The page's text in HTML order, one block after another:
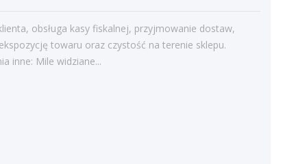
przyjmowanie dostaw, dbanie o
ekspozycję towaru oraz czystość na
obsługa kasy fiskalnej, przyjmowanie dostaw,
towaru oraz czystość na terenie sklepu.
inne: Mile widziane...